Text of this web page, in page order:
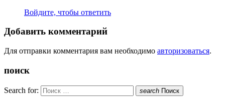
Войдите, чтобы ответить
Добавить комментарий
Для отправки комментария вам необходимо авторизоваться.
поиск
Search for: search Поиск